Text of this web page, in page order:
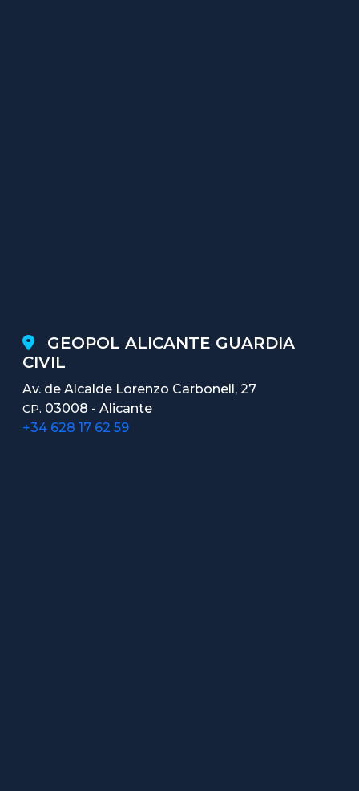
GEOPOL ALICANTE GUARDIA
CIVIL
Av. de Alcalde Lorenzo Carbonell, 27
CP. 03008 - Alicante
+34 628 17 62 59